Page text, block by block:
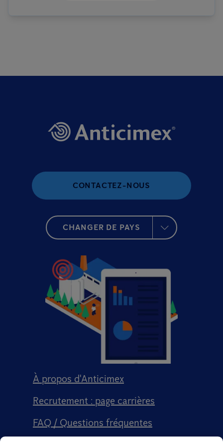
CONTACTEZ-NOUS
CHANGER DE PAYS
À propos d'Anticimex
Recrutement : page carrières
FAQ / Questions fréquentes